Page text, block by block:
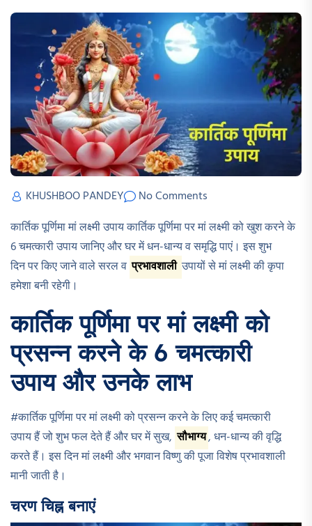
KHUSHBOO PANDEY
No Comments
कार्तिक पूर्णिमा मां लक्ष्मी उपाय कार्तिक पूर्णिमा पर मां लक्ष्मी को खुश करने के
6 चमत्कारी उपाय जानिए और घर में धन-धान्य व समृद्धि पाएं। इस शुभ
दिन पर किए जाने वाले सरल व प्रभावशाली उपायों से मां लक्ष्मी की कृपा
हमेशा बनी रहेगी।
कार्तिक पूर्णिमा पर मां लक्ष्मी को
प्रसन्न करने के 6 चमत्कारी
उपाय और उनके लाभ
#कार्तिक पूर्णिमा पर मां लक्ष्मी को प्रसन्न करने के लिए कई चमत्कारी
उपाय हैं जो शुभ फल देते हैं और घर में सुख, सौभाग्य, धन-धान्य की वृद्धि
करते हैं। इस दिन मां लक्ष्मी और भगवान विष्णु की पूजा विशेष प्रभावशाली
मानी जाती है।
चरण चिह्न बनाएं